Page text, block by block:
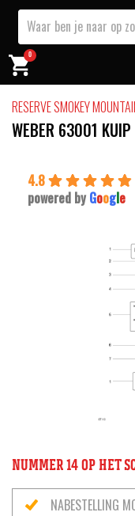
0
RESERVE SMOKEY
WEBER 63001
4.8
powered by Google
NUMMER 14 OP HET
NABESTELLING